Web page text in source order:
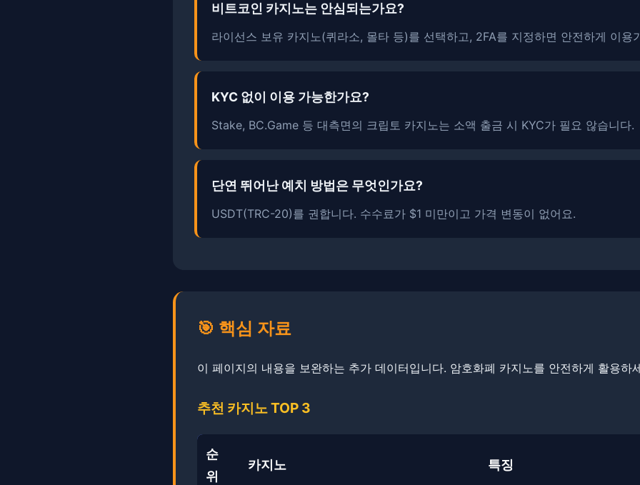
비트코인 카지노는 안심되는가요?
라이선스 보유 카지노(퀴라소, 몰타 등)를 선택하고, 2FA를 지정하면 안전하게 이용
KYC 없이 이용 가능한가요?
Stake, BC.Game 등 대측면의 크립토 카지노는 소액 출금 시 KYC가 필요 않습니다.
단연 뛰어난 예치 방법은 무엇인가요?
USDT(TRC-20)를 권합니다. ​​수수료가 $1 미만이고 가격 변동이 없어요.
🎯 핵심 자료
이 페이지의 내용을 보완하는 추가 데이터입니다. ​암호화폐 카지노를 안전하게 활용하
추천 카지노 TOP 3
순
위
카지노 특징